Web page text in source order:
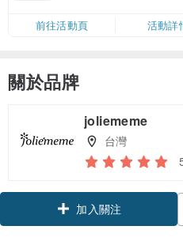
限，額滿即止，僅限「常用
卡」結帳）
前往活動頁 活動詳
關於品牌
joliememe
台灣
加入關注